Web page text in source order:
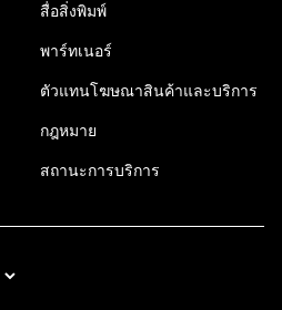
สื่อสิ่งพิมพ์
พาร์ทเนอร์
ตัวแทนโฆษณาสินค้าและบริการ
กฎหมาย
สถานะการบริการ